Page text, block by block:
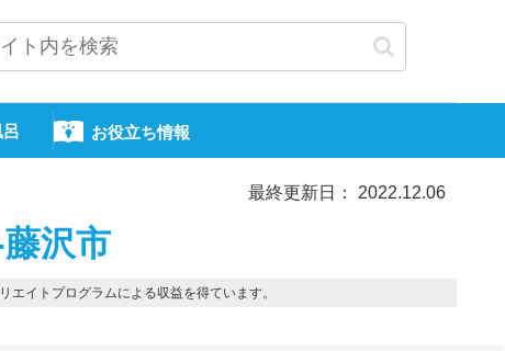
お役立ち情報
最終更新日： 2022.12.06
沢市
エイトプログラムによる収益を得ています。